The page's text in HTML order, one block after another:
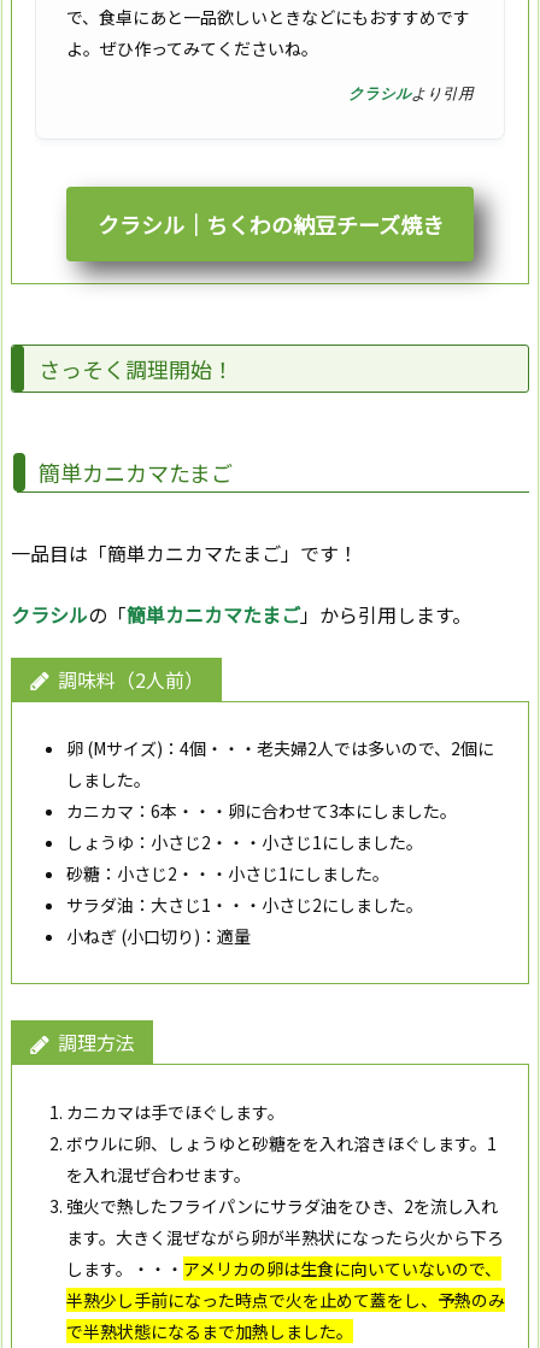
で、食卓にあと一品欲しいときなどにもおすすめです
よ。ぜひ作ってみてくださいね。
クラシルより引用
クラシル｜ちくわの納豆チーズ焼き
さっそく調理開始！
簡単カニカマたまご
一品目は「簡単カニカマたまご」です！
クラシルの「簡単カニカマたまご」から引用します。
調味料（2人前）
卵 (Mサイズ)：4個・・・ 老夫婦2人では多いので、2個に
しました。
カニカマ：6本・・・ 卵に合わせて3本にしました。
しょうゆ：小さじ2・・・ 小さじ1にしました。
砂糖：小さじ2・・・ 小さじ1にしました。
サラダ油：大さじ1・・・ 小さじ2にしました。
小ねぎ (小口切り)：適量
調理方法
カニカマは手でほぐします。
ボウルに卵、しょうゆと砂糖をを入れ溶きほぐします。1
を入れ混ぜ合わせます。
強火で熱したフライパンにサラダ油をひき、2を流し入れ
ます。大きく混ぜながら卵が半熟状になったら火から下ろ
します。・・・ アメリカの卵は生食に向いていないので、
半熟少し手前になった時点で火を止めて蓋をし、予熱のみ
で半熟状態になるまで加熱しました。